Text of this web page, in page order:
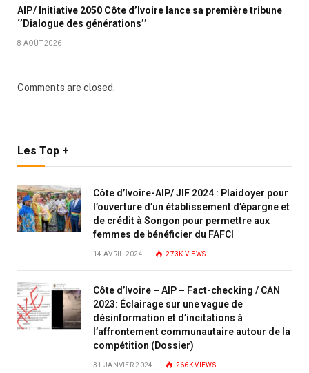
AIP/ Initiative 2050 Côte d’Ivoire lance sa première tribune
‘’Dialogue des générations’’
8 AOÛT 2026
Comments are closed.
Les Top +
Côte d’Ivoire-AIP/ JIF 2024 : Plaidoyer pour
l’ouverture d’un établissement d’épargne et
de crédit à Songon pour permettre aux
femmes de bénéficier du FAFCI
14 AVRIL 2024 273K VIEWS
Côte d’Ivoire – AIP – Fact-checking / CAN
2023: Éclairage sur une vague de
désinformation et d’incitations à
l’affrontement communautaire autour de la
compétition (Dossier)
31 JANVIER 2024 266KVIEWS